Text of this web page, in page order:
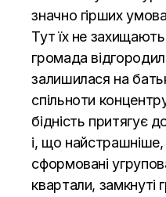
значно гірших
Тут їх не захищають
громада
залишилася на
спільноти
бідність притягує
і, що
сформовані
квартали, замкнуті